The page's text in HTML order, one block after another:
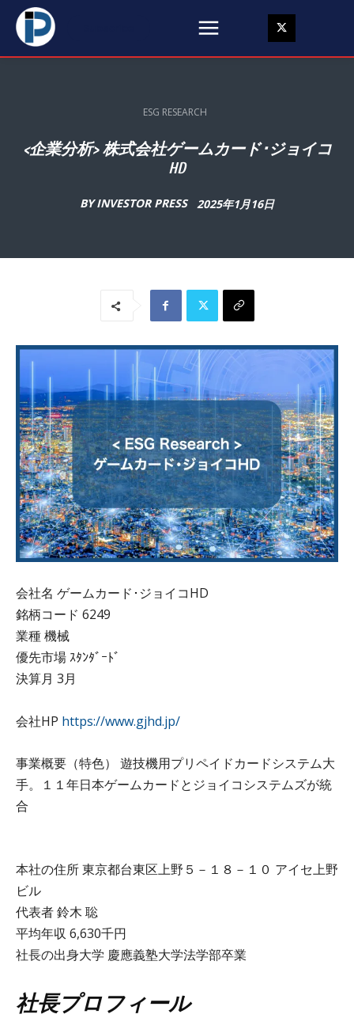
ESG RESEARCH
<企業分析> 株式会社ゲームカード･ジョイコ
HD
BY INVESTOR PRESS 2025年1月16日
会社名 ゲームカード･ジョイコHD
銘柄コード 6249
業種 機械
優先市場 ｽﾀﾝﾀﾞｰﾄﾞ
決算月 3月
会社HP https://www.gjhd.jp/
事業概要（特色） 遊技機用プリペイドカードシステム大
手。１１年日本ゲームカードとジョイコシステムズが統
合
本社の住所 東京都台東区上野５－１８－１０ アイセ上野
ビル
代表者 鈴木 聡
平均年収 6,630千円
社長の出身大学 慶應義塾大学法学部卒業
社長プロフィール